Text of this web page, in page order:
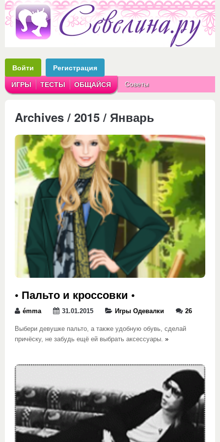
Войти Регистрация
ИГРЫ ТЕСТЫ ОБЩАЙСЯ Советы
Archives / 2015 / Январь
• Пальто и кроссовки •
émma 31.01.2015 Игры Одевалки 26
Выбери девушке пальто, а также удобную обувь, сделай
причёску, не забудь ещё ей выбрать аксессуары. »